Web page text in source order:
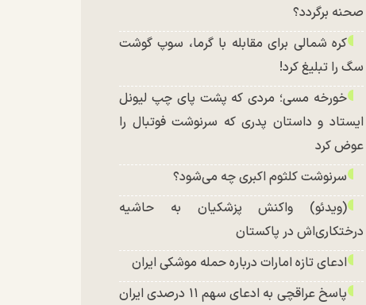
صحنه برگردد؟
کره شمالی برای مقابله با گرما، سوپ گوشت
سگ را تبلیغ کرد!
خورخه مسی؛ مردی که پشت پای چپ لیونل
ایستاد و داستان پدری که سرنوشت فوتبال را
عوض کرد
سرنوشت کلثوم اکبری چه می‌شود؟
(ویدئو) واکنش پزشکیان به حاشیه
درختکاری‌اش در پاکستان
ادعای تازه امارات درباره حمله موشکی ایران
پاسخ عراقچی به ادعای سهم ۱۱ درصدی ایران